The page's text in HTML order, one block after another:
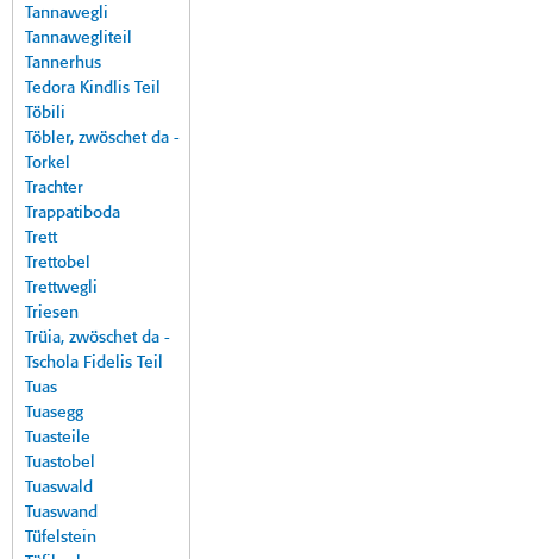
Tannawegli
Tannawegliteil
Tannerhus
Tedora Kindlis Teil
Töbili
Töbler, zwöschet da -
Torkel
Trachter
Trappatiboda
Trett
Trettobel
Trettwegli
Triesen
Trüia, zwöschet da -
Tschola Fidelis Teil
Tuas
Tuasegg
Tuasteile
Tuastobel
Tuaswald
Tuaswand
Tüfelstein